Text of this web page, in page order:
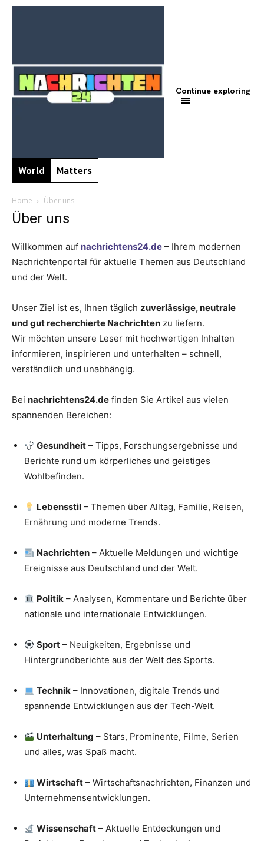
World Matters
Continue exploring
Home Über uns
Über uns
Willkommen auf nachrichtens24.de – Ihrem modernen
Nachrichtenportal für aktuelle Themen aus Deutschland
und der Welt.
Unser Ziel ist es, Ihnen täglich zuverlässige, neutrale
und gut recherchierte Nachrichten zu liefern.
Wir möchten unsere Leser mit hochwertigen Inhalten
informieren, inspirieren und unterhalten – schnell,
verständlich und unabhängig.
Bei nachrichtens24.de finden Sie Artikel aus vielen
spannenden Bereichen:
Gesundheit – Tipps, Forschungsergebnisse und
Berichte rund um körperliches und geistiges
Wohlbefinden.
Lebensstil – Themen über Alltag, Familie, Reisen,
Ernährung und moderne Trends.
Nachrichten – Aktuelle Meldungen und wichtige
Ereignisse aus Deutschland und der Welt.
Politik – Analysen, Kommentare und Berichte über
nationale und internationale Entwicklungen.
Sport – Neuigkeiten, Ergebnisse und
Hintergrundberichte aus der Welt des Sports.
Technik – Innovationen, digitale Trends und
spannende Entwicklungen aus der Tech-Welt.
Unterhaltung – Stars, Prominente, Filme, Serien
und alles, was Spaß macht.
Wirtschaft – Wirtschaftsnachrichten, Finanzen und
Unternehmensentwicklungen.
Wissenschaft – Aktuelle Entdeckungen und